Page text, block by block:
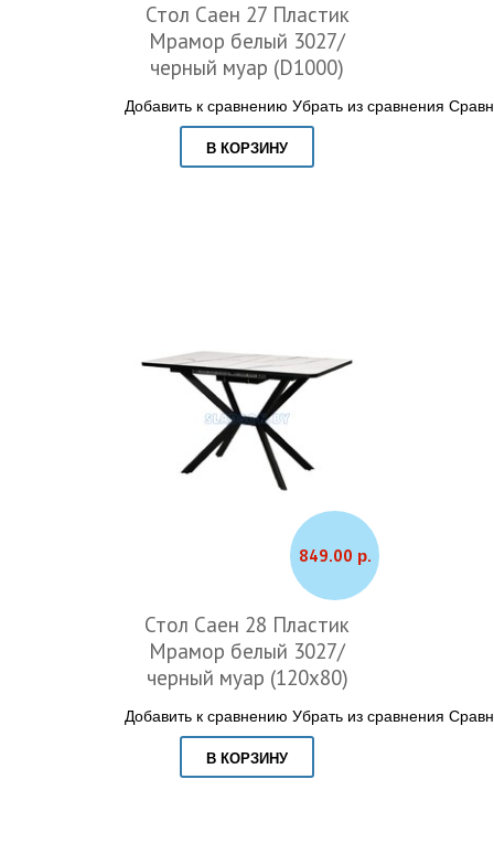
Стол Саен 27 Пластик
Мрамор белый 3027/
черный муар (D1000)
Добавить к сравнению Убрать из сравнения
В КОРЗИНУ
849.00 р.
Стол Саен 28 Пластик
Мрамор белый 3027/
черный муар (120х80)
Добавить к сравнению Убрать из сравнения
В КОРЗИНУ